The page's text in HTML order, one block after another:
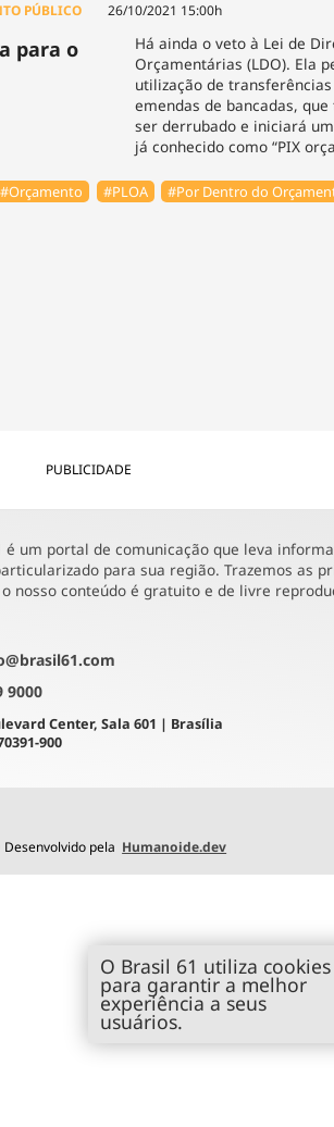
PÚBLICO 26/10/2021 15:00h
para o
Há ainda o veto à Lei de
Orçamentárias (LDO). Ela
utilização de
emendas de bancadas,
ser derrubado e iniciará
já conhecido como “PIX
#Orçamento #PLOA
#Por Dentro do
PUBLICIDADE
é um portal de comunicação que leva
para sua região. Trazemos as
o nosso conteúdo é gratuito e de livre
9000
Center, Sala 601 | Brasília
900
pela Humanoide.dev
O Brasil 61 utiliza cookies
para garantir a melhor
experiência a seus
usuários.